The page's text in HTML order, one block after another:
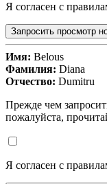
Я согласен с
Запросить просмотр
Имя: Belous
Фамилия: Diana
Отчество: Dumitru
Прежде чем
пожалуйста,
Я согласен с